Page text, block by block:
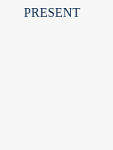
PRESENT